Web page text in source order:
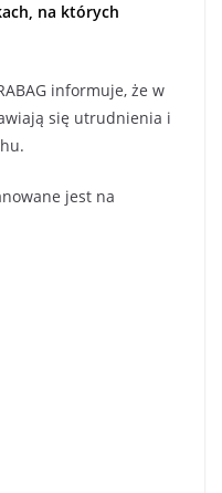
na których
informuje, że w
się utrudnienia i
jest na